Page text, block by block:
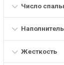
Число
Наполнитель
Жесткость